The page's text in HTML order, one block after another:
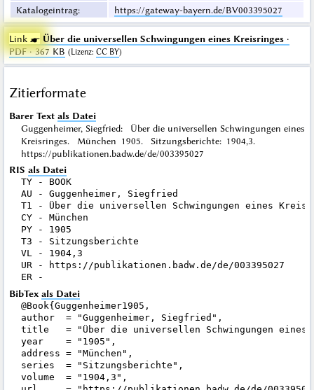
Katalogeintrag: https://gateway-bayern.de/BV003395027
Link ☛ Über die universellen Schwingungen eines Kreisringes·
PDF · 367 KB (Lizenz: CC BY)
Zitierformate
Barer Text als Datei
Guggenheimer, Siegfried: Über die universellen Schwingungen eines
Kreisringes. München 1905. Sitzungsberichte: 1904,3.
https://publikationen.badw.de/de/003395027
RIS als Datei
TY - BOOK
AU - Guggenheimer, Siegfried
T1 - Über die universellen Schwingungen eines
CY - München
PY - 1905
T3 - Sitzungsberichte
VL - 1904,3
UR - https://publikationen.badw.de/de/003395027
BibTex als Datei
@Book{Guggenheimer1905,
author  = "Guggenheimer, Siegfried",
title   = "Über die universellen Schwingungen eines
year    = "1905",
address = "München",
series  = "Sitzungsberichte",
volume  = "1904,3",